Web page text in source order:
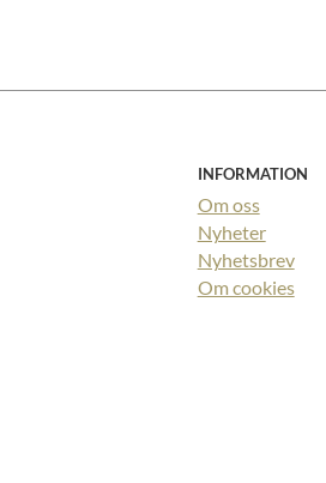
INFORMATION
Om oss
Nyheter
Nyhetsbrev
Om cookies